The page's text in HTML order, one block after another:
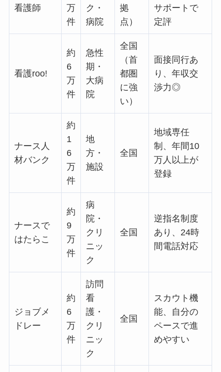
看護師
万
件
ク・
病院
拠
点）
サポートで
定評
看護roo!
約
6
万
件
急性
期・
大病
院
全国
（首
都圏
に強
い）
面接同行あ
り、年収交
渉力◎
ナース人
材バンク
約
1
6
万
件
地
方・
施設
全国
地域専任
制、年間10
万人以上が
登録
ナースで
はたらこ
約
9
万
件
病
院・
クリ
ニッ
ク
全国
逆指名制度
あり、24時
間電話対応
ジョブメ
ドレー
約
6
万
件
訪問
看
護・
クリ
ニッ
ク
全国
スカウト機
能、自分の
ペースで進
めやすい